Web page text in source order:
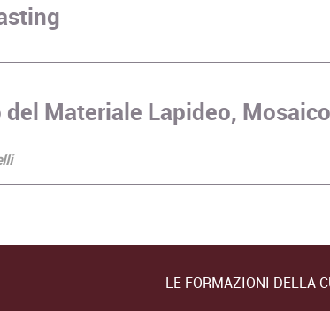
Materiale Lapideo,
LE FORMAZIONI DELLA